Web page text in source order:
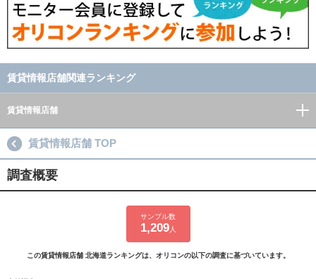
賃貸情報店舗関連ランキング
賃貸情報店舗
賃貸情報店舗 TOP
調査概要
サンプル数
1,209人
この賃貸情報店舗 北海道ランキングは、オリコンの以下の調査に基づいています。